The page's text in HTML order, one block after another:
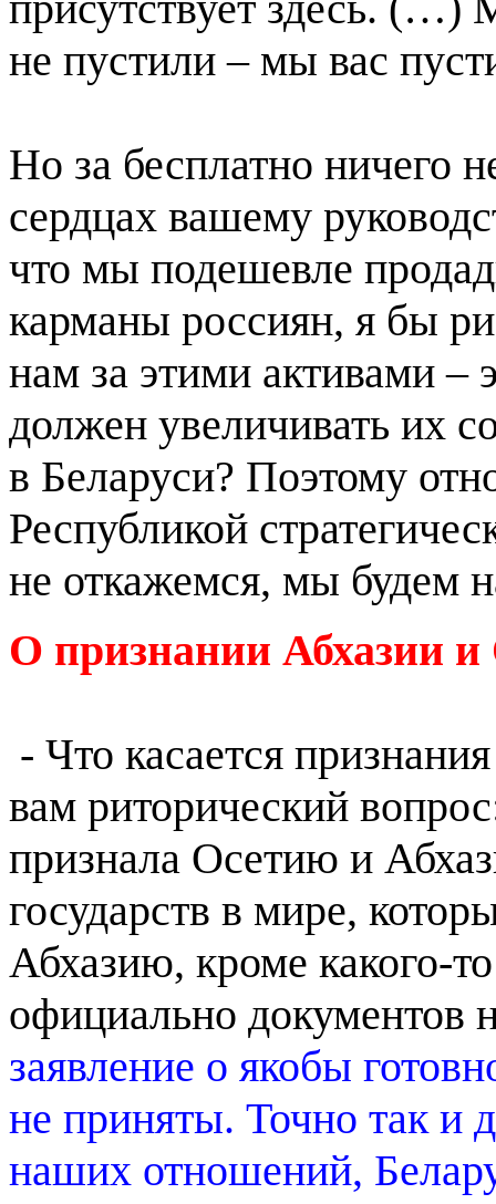
не пустили – мы вас
Но за бесплатно ничего
сердцах вашему
что мы подешевле
карманы россиян, я бы
нам за этими активами
должен увеличивать их
в Беларуси? Поэтому
Республикой
не откажемся, мы будем
О признании Абхазии и
- Что касается
вам риторический
признала Осетию и
государств в мире,
Абхазию, кроме какого-
официально документов
заявление о якобы
не приняты. Точно так и
наших отношений,